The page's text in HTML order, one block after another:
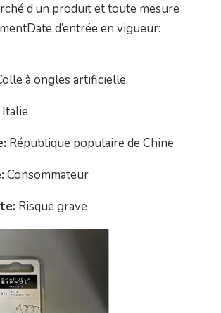
d’un produit et toute mesure
d’entrée en vigueur:
à ongles artificielle.
Italie
République populaire de Chine
Consommateur
Risque grave